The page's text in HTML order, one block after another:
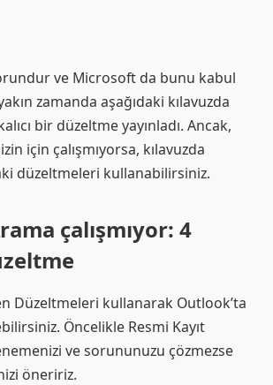
ve Microsoft da bunu kabul
zamanda aşağıdaki kılavuzda
bir düzeltme yayınladı. Ancak,
için çalışmıyorsa, kılavuzda
düzeltmeleri kullanabilirsiniz.
çalışmıyor: 4
Düzeltmeleri kullanarak Outlook’ta
Öncelikle Resmi Kayıt
ve sorununuzu çözmezse
öneririz.